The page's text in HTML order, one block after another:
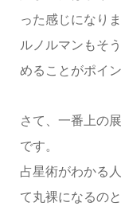
った感じになりま
ルノルマンもそ
めることがポイ
さて、一番上の
です。
占星術がわかる
て丸裸になるの